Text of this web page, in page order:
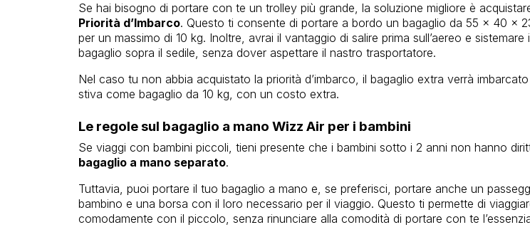
Se hai bisogno di portare con te un trolley più grande, la soluzione migliore è
Priorità d’Imbarco. Questo ti consente di portare a bordo un bagaglio da 55 x 40 x
per un massimo di 10 kg. Inoltre, avrai il vantaggio di salire prima sull’aereo e sistemare
bagaglio sopra il sedile, senza dover aspettare il nastro trasportatore.
Nel caso tu non abbia acquistato la priorità d’imbarco, il bagaglio extra verrà
stiva come bagaglio da 10 kg, con un costo extra.
Le regole sul bagaglio a mano Wizz Air per i bambini
Se viaggi con bambini piccoli, tieni presente che i bambini sotto i 2 anni non hanno
bagaglio a mano separato.
Tuttavia, puoi portare il tuo bagaglio a mano e, se preferisci, portare anche un
bambino e una borsa con il loro necessario per il viaggio. Questo ti permette di
comodamente con il piccolo, senza rinunciare alla comodità di portare con te